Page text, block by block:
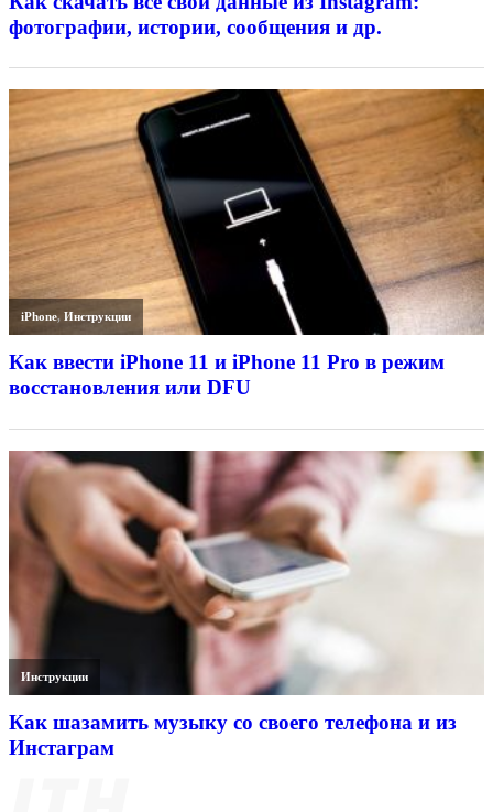
фотографии, истории, сообщения и др.
iPhone,Инструкции
Как ввести iPhone 11 и iPhone 11 Pro в режим
восстановления или DFU
Инструкции
Как шазамить музыку со своего телефона и из
Инстаграм